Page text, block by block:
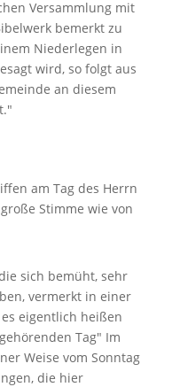
Versammlung mit
bemerkt zu
Niederlegen in
wird, so folgt aus
an diesem
am Tag des Herrn
Stimme wie von
sich bemüht, sehr
vermerkt in einer
eigentlich heißen
Tag" Im
Weise vom Sonntag
die hier